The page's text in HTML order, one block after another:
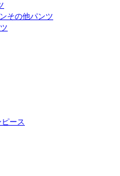
その他パンツ
ース